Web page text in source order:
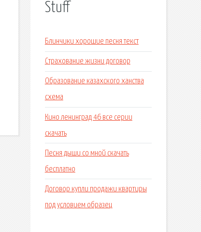
Stuff
Блинчики хорошие песня текст
Страхование жизни договор
Образование казахского ханства
схема
Кино ленинград 46 все серии
скачать
Песня дыши со мной скачать
бесплатно
Договор купли продажи квартиры
под условием образец